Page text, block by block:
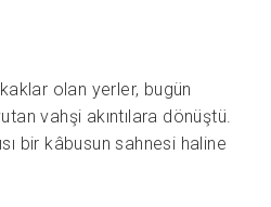
olan yerler, bugün
vahşi akıntılara dönüştü.
bir kâbusun sahnesi haline